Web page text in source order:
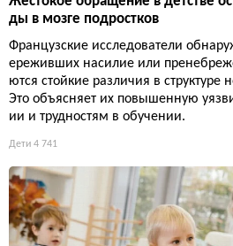
ды в мозге подростков
Французские исследователи
ереживших насилие или
ются стойкие различия в структуре
Это объясняет их повышенную
ии и трудностям в обучении.
Дети 4 741